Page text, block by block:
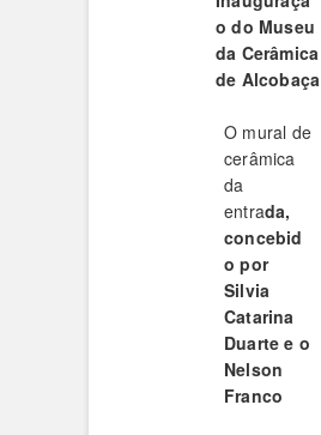
o do Museu
da Cerâmica
de Alcobaça
O mural de
cerâmica
da
entrada,
concebid
o por
Silvia
Catarina
Duarte e o
Nelson
Franco